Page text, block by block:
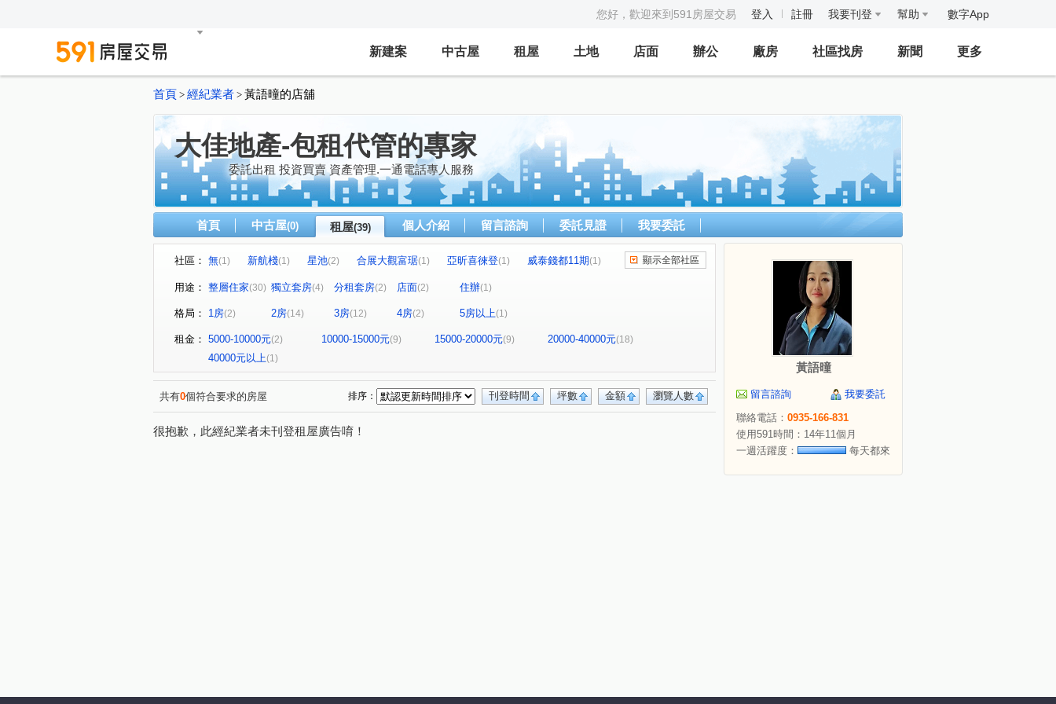
您好，歡迎來到591房屋交易 登入 註冊 我要刊登 幫助 數字App
新建案 中古屋 租屋 土地 店面 辦公 廠房 社區找房 新聞 更多
首頁 > 經紀業者 > 黃語曈的店舖
大佳地產-包租代管的專家
委託出租 投資買賣 資產管理.一通電話專人服務
首頁 中古屋(0) 租屋(39) 個人介紹 留言諮詢 委託見證 我要委託
社區： 無(1) 新航棧(1) 星池(2) 合展大觀富琚(1) 亞昕喜徠登(1) 威泰錢都11期(1)
無 (1) 音悅琉璃 (1) 和境寓見 (2) 三本四季 大來賞
青川馥 遠雄夏沐 桃園第一廣場二期商業大樓(1) 竹城富士
達曜輕鬆GO(1) 竹城鶴岡(1) 雙享樓(1) 昭揚君喆 (1) 佳展好市佳 (1)
傳佳謙里(1)
竹城和賞(1) 中興路(1) 大觀路(1) 南福街(2) 六合一街(1) 高鐵北路一段(1)
自立一街(1) 春日路 (1) 中正三街(1) 莊敬三街(2) 青溪一路(1)
美和路(1) 青田街(1) 富國路三段(1) 中山東路(1) 航科路(1) 中正路(1)
楊湖路四段(1) 海方路 (1) 中正一路
顯示全部社區
用途： 整層住家(30) 獨立套房(4) 分租套房(2) 店面(2) 住辦(1)
格局： 1房(2) 2房(14) 3房(12) 4房(2) 5房以上(1)
租金： 5000-10000元(2) 10000-15000元(9) 15000-20000元(9) 20000-40000元(18)
40000元以上(1)
共有0個符合要求的房屋 瀏覽人數
金額
坪數
刊登時間
排序：
很抱歉，此經紀業者未刊登租屋廣告唷！
黃語曈
留言諮詢
我要委託
聯絡電話： 0935-166-831
使用591時間：14年11個月
一週活躍度：
每天都來